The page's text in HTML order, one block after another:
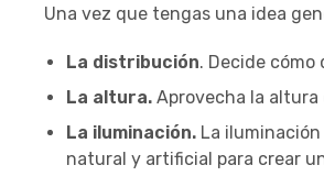
Una vez que tengas una idea
La distribución. Decide
La altura. Aprovecha la altura
La iluminación. La
natural y artificial para crear